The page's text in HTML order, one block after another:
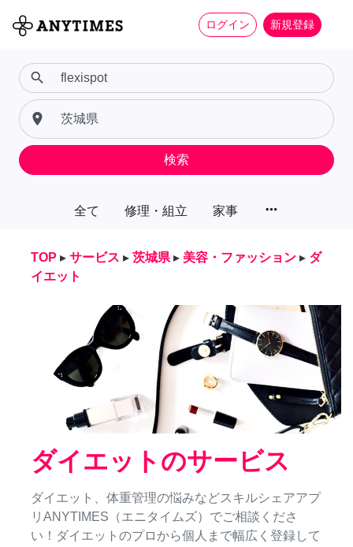
ログイン 新規登録
全て 修理・組立 家事 more_horiz
search
place
検索
TOP ▸ サービス ▸ 茨城県 ▸ 美容・ファッション ▸ ダ
イエット
ダイエットのサービス
ダイエット、体重管理の悩みなどスキルシェアアプ
リANYTIMES（エニタイムズ）でご相談くださ
い！ダイエットのプロから個人まで幅広く登録して